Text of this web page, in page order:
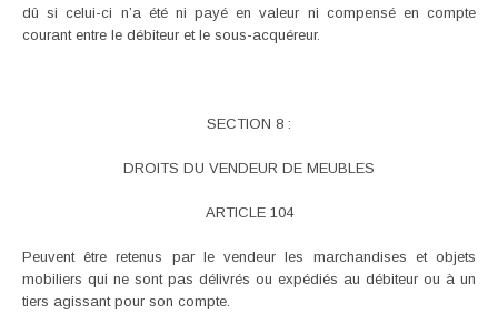
dû si celui-ci n’a été ni payé en valeur ni compensé en compte
courant entre le débiteur et le sous-acquéreur.
SECTION 8 :
DROITS DU VENDEUR DE MEUBLES
ARTICLE 104
Peuvent être retenus par le vendeur les marchandises et objets
mobiliers qui ne sont pas délivrés ou expédiés au débiteur ou à un
tiers agissant pour son compte.